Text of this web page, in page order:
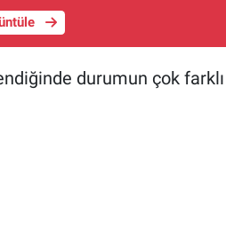
durumun çok